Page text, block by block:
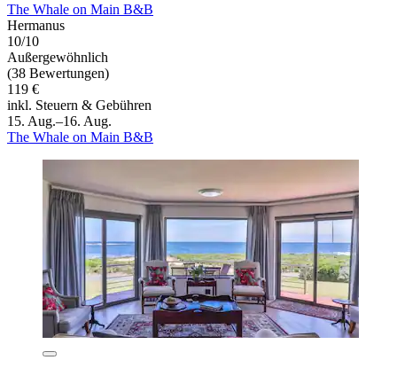
The Whale on Main B&B
Hermanus
10/10
Außergewöhnlich
(38 Bewertungen)
119 €
inkl. Steuern & Gebühren
15. Aug.–16. Aug.
The Whale on Main B&B